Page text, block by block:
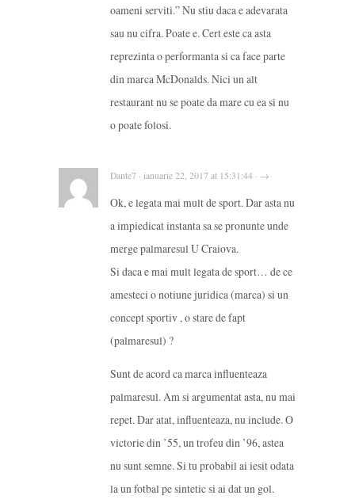
oameni serviti.” Nu stiu daca e adevarata
sau nu cifra. Poate e. Cert este ca asta
reprezinta o performanta si ca face parte
din marca McDonalds. Nici un alt
restaurant nu se poate da mare cu ea si nu
o poate folosi.
Dante7 · ianuarie 22, 2017 at 15:31:44 · →
Ok, e legata mai mult de sport. Dar asta nu
a impiedicat instanta sa se pronunte unde
merge palmaresul U Craiova.
Si daca e mai mult legata de sport… de ce
amesteci o notiune juridica (marca) si un
concept sportiv , o stare de fapt
(palmaresul) ?
Sunt de acord ca marca influenteaza
palmaresul. Am si argumentat asta, nu mai
repet. Dar atat, influenteaza, nu include. O
victorie din ’55, un trofeu din ’96, astea
nu sunt semne. Si tu probabil ai iesit odata
la un fotbal pe sintetic si ai dat un gol.